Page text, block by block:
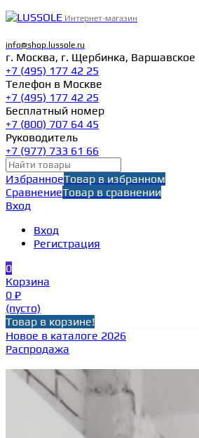
Интернет-магазин
info@shop.lussole.ru
г. Москва, г. Щербинка, Варшавское
+7 (495) 177 42 25
Телефон в Москве
+7 (495) 177 42 25
Бесплатный номер
+7 (800) 707 64 45
Руководитель
+7 (977) 733 61 66
ИзбранноеТовар в избранном
СравнениеТовар в сравнении
Вход
Вход
Регистрация
0
Корзина
0 ₽
(пусто)
Товар в корзине!
Новое в каталоге 2026
Распродажа